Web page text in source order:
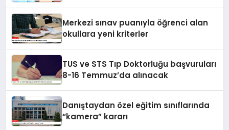
Merkezi sınav puanıyla öğrenci alan
okullara yeni kriterler
TUS ve STS Tıp Doktorluğu başvuruları
8-16 Temmuz’da alınacak
Danıştaydan özel eğitim sınıflarında
“kamera” kararı